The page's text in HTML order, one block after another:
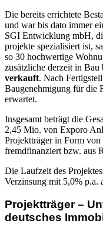
Die bereits errichtete
und war bis dato immer
SGI Entwicklung mbH,
projekte spezialisiert ist,
so 30 hochwertige
zusätzliche derzeit in
verkauft. Nach
Baugenehmigung für die
erwartet.
Insgesamt beträgt die
2,45 Mio. von Exporo
Projektträger in Form
fremdfinanziert bzw. aus
Die Laufzeit des
Verzinsung mit 5,0% p.a.
Projektträger –
deutsches